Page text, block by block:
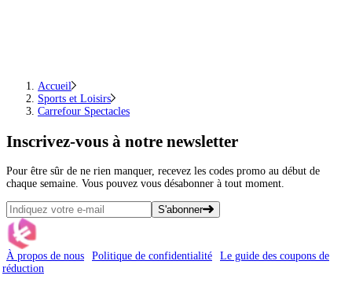
Accueil
Sports et Loisirs
Carrefour Spectacles
Inscrivez-vous à notre newsletter
Pour être sûr de ne rien manquer, recevez les codes promo au début de
chaque semaine. Vous pouvez vous désabonner à tout moment.
S'abonner
À propos de nous Politique de confidentialité
Le guide des coupons de
réduction